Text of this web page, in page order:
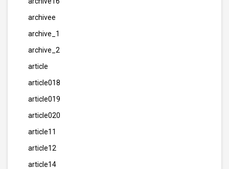
archivee
archive_1
archive_2
article
article018
article019
article020
article11
article12
article14